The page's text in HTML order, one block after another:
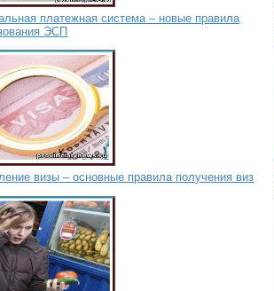
платежная система – новые правила
ЭСП
визы – основные правила получения виз